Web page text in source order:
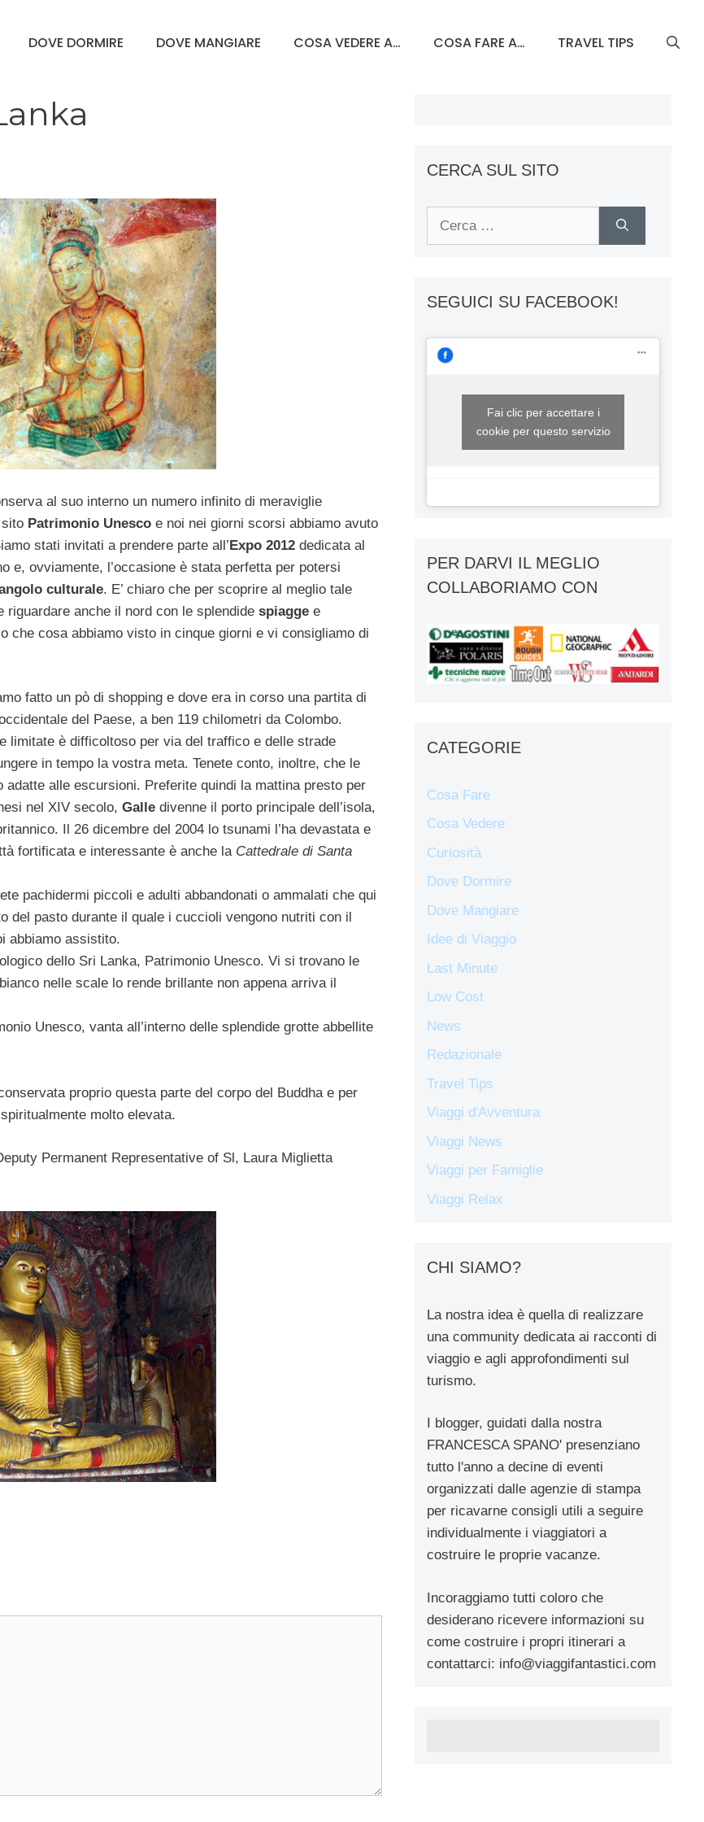
DOVE DORMIRE DOVE MANGIARE COSA VEDERE A… COSA FARE A… TRAVEL TIPS
al suo interno un numero infinito di meraviglie
Patrimonio Unesco e noi nei giorni scorsi abbiamo avuto
stati invitati a prendere parte all’Expo 2012 dedicata al
e, ovviamente, l’occasione è stata perfetta per potersi
culturale. E’ chiaro che per scoprire al meglio tale
anche il nord con le splendide spiagge e
che cosa abbiamo visto in cinque giorni e vi consigliamo di
fatto un pò di shopping e dove era in corso una partita di
del Paese, a ben 119 chilometri da Colombo.
limitate è difficoltoso per via del traffico e delle strade
in tempo la vostra meta. Tenete conto, inoltre, che le
alle escursioni. Preferite quindi la mattina presto per
nel XIV secolo, Galle divenne il porto principale dell’isola,
Il 26 dicembre del 2004 lo tsunami l’ha devastata e
fortificata e interessante è anche la Cattedrale di Santa
pachidermi piccoli e adulti abbandonati o ammalati che qui
del pasto durante il quale i cuccioli vengono nutriti con il
abbiamo assistito.
dello Sri Lanka, Patrimonio Unesco. Vi si trovano le
nelle scale lo rende brillante non appena arriva il
Unesco, vanta all’interno delle splendide grotte abbellite
proprio questa parte del corpo del Buddha e per
molto elevata.
Permanent Representative of Sl, Laura Miglietta
CERCA SUL SITO
SEGUICI SU FACEBOOK!
Fai clic per accettare i
cookie per questo servizio
PER DARVI IL MEGLIO
COLLABORIAMO CON
CATEGORIE
Cosa Fare
Cosa Vedere
Curiosità
Dove Dormire
Dove Mangiare
Idee di Viaggio
Last Minute
Low Cost
News
Redazionale
Travel Tips
Viaggi d'Avventura
Viaggi News
Viaggi per Famiglie
Viaggi Relax
CHI SIAMO?
La nostra idea è quella di realizzare
una community dedicata ai racconti di
viaggio e agli approfondimenti sul
turismo.
I blogger, guidati dalla nostra
FRANCESCA SPANO' presenziano
tutto l'anno a decine di eventi
organizzati dalle agenzie di stampa
per ricavarne consigli utili a seguire
individualmente i viaggiatori a
costruire le proprie vacanze.
Incoraggiamo tutti coloro che
desiderano ricevere informazioni su
come costruire i propri itinerari a
contattarci: info@viaggifantastici.com